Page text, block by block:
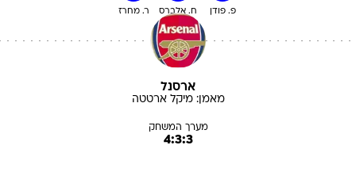
ר. מחרז ח. אלברס פ. פודן
ארסנל
מאמן:מיקל ארטטה
מערך המשחק
4:3:3